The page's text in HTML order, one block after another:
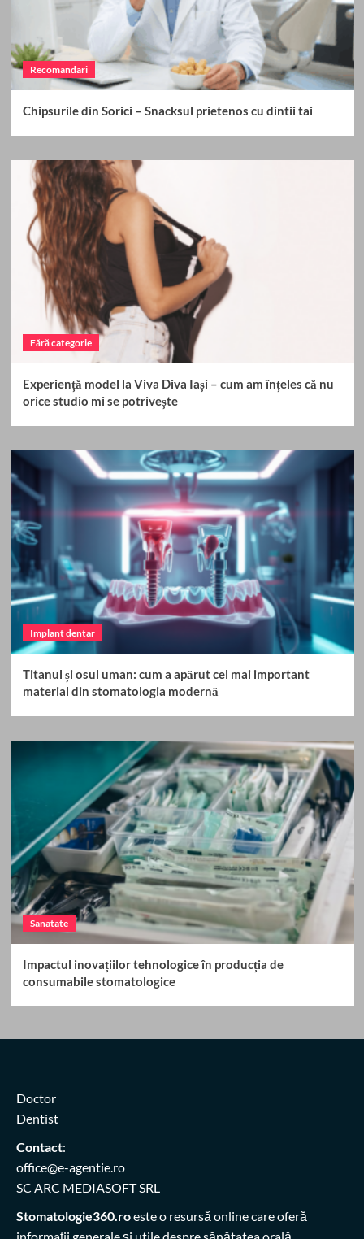
Recomandari
Chipsurile din Sorici – Snacksul prietenos cu dintii tai
Fără categorie
Experiență model la Viva Diva Iași – cum am înțeles că nu
orice studio mi se potrivește
Implant dentar
Titanul și osul uman: cum a apărut cel mai important
material din stomatologia modernă
Sanatate
Impactul inovațiilor tehnologice în producția de
consumabile stomatologice
Doctor
Dentist
Contact:
office@e-agentie.ro
SC ARC MEDIASOFT SRL
Stomatologie360.roeste o resursă online care oferă